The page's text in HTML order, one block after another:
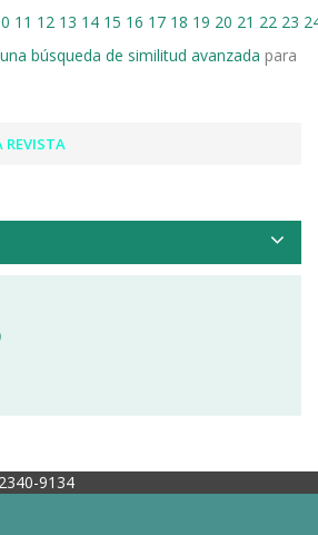
11 12 13 14 15 16 17 18 19 20 21 22 23
búsqueda de similitud avanzada para
REVISTA
9134